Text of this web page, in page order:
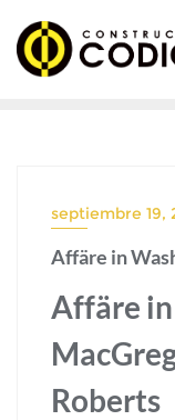
contenido
septiembre 19,
Affäre in
Affäre
Roberts